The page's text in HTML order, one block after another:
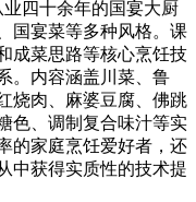
四十余年的国宴大厨
国宴菜等多种风格。课
成菜思路等核心烹饪技
。内容涵盖川菜、鲁
烧肉、麻婆豆腐、佛跳
色、调制复合味汁等实
的家庭烹饪爱好者，还
中获得实质性的技术提